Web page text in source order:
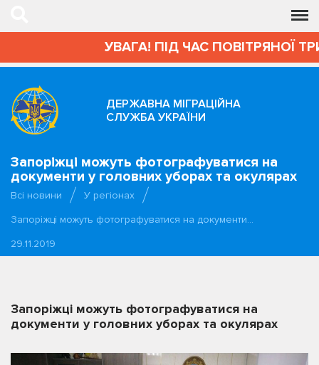
УВАГА! ПІД ЧАС ПОВІТРЯНОЇ
ДЕРЖАВНА МІГРАЦІЙНА
СЛУЖБА УКРАЇНИ
Запоріжці можуть фотографуватися на
документи у головних уборах та окулярах
Всі новини
У регіонах
Запоріжці можуть фотографуватися на документи…
29.11.2019
Запоріжці можуть фотографуватися на
документи у головних уборах та окулярах